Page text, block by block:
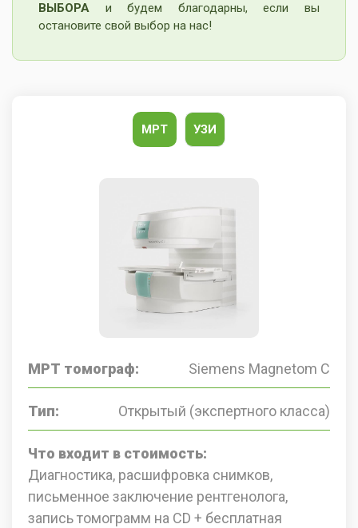
ВЫБОРА и будем благодарны, если вы
остановите свой выбор на нас!
МРТ УЗИ
МРТ томограф: Siemens Magnetom C
Тип: Открытый (экспертного класса)
Что входит в стоимость:
Диагностика, расшифровка снимков,
письменное заключение рентгенолога,
запись томограмм на CD + бесплатная